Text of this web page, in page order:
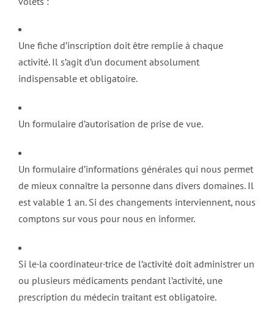
Une fiche d’inscription doit être remplie à chaque
activité. Il s’agit d’un document absolument
indispensable et obligatoire.
Un formulaire d’autorisation de prise de vue.
Un formulaire d’informations générales qui nous permet
de mieux connaître la personne dans divers domaines. Il
est valable 1 an. Si des changements interviennent, nous
comptons sur vous pour nous en informer.
Si le·la coordinateur·trice de l’activité doit administrer un
ou plusieurs médicaments pendant l’activité, une
prescription du médecin traitant est obligatoire.